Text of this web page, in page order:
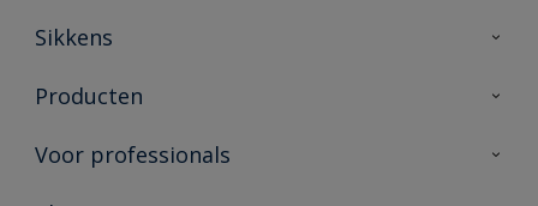
Sikkens
Over Sikkens
Duurzaamheid
Producten
Producten voor binnen
Voor professionals